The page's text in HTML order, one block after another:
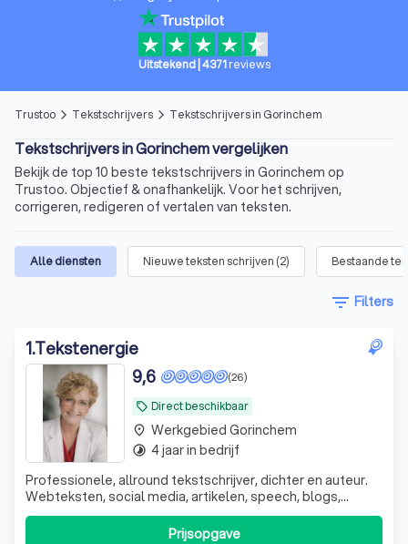
Uitstekend| 4371 reviews
Trustoo arrow_forward_ios Tekstschrijvers arrow_forward_ios Tekstschrijvers in Gorinchem
Tekstschrijvers in Gorinchem vergelijken
Bekijk de top 10 beste tekstschrijvers in Gorinchem op
Trustoo. Objectief & onafhankelijk. Voor het schrijven,
corrigeren, redigeren of vertalen van teksten.
Alle diensten Nieuwe teksten schrijven (2) Bestaande
filter_list Filters
1.Tekstenergie
local_offer Direct beschikbaar
(26)
9,6
Professionele, allround tekstschrijver, dichter en auteur.
Webteksten, social media, artikelen, speech, blogs,
columns, nieuwsbrieven etc. Ervaring en samenwerking
Prijsopgave
place Werkgebied Gorinchem
timelapse 4 jaar in bedrijf